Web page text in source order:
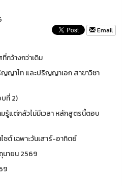
Email
กว้างกว่าเดิม
ญาโท และปริญญาเอก สาขาวิชา
ที่ 2)
รู้แต่กลัวไม่มีเวลา หลักสูตรนี้ตอบ
ต์ เฉพาะวันเสาร์-อาทิตย์
นายน 2569